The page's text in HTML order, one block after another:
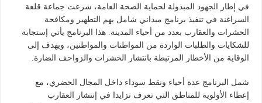
في إطار الجهود المبذولة لحماية الصحة العامة، شرعت جماعة قلعة
السراغنة في تنفيذ برنامج ميداني شامل يهم التطهير ومكافحة
الحشرات والعقارب بعدد من أحياء المدينة. هذا البرنامج يأتي إستجابة
للشكايات والطلبات الواردة من المواطنات والمواطنين، ويهدف إلى
الوقاية من الأخطار المرتبطة بانتشار الحشرات والزواحف الضارة.
شمل البرنامج عدة أحياء ونقط سوداء داخل المجال الحضري، مع
إعطاء الأولوية للمناطق التي تعرف تزايدا في إنتشار العقارب